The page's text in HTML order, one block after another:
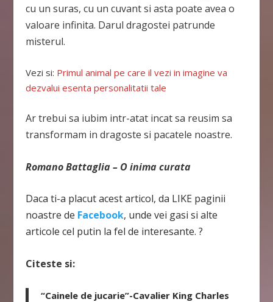
cu un suras, cu un cuvant si asta poate avea o
valoare infinita. Darul dragostei patrunde
misterul.
Vezi si: Primul animal pe care il vezi in imagine va
dezvalui esenta personalitatii tale
Ar trebui sa iubim intr-atat incat sa reusim sa
transformam in dragoste si pacatele noastre.
Romano Battaglia – O inima curata
Daca ti-a placut acest articol, da LIKE paginii
noastre de Facebook, unde vei gasi si alte
articole cel putin la fel de interesante. ?
Citeste si:
“Cainele de jucarie”-Cavalier King Charles